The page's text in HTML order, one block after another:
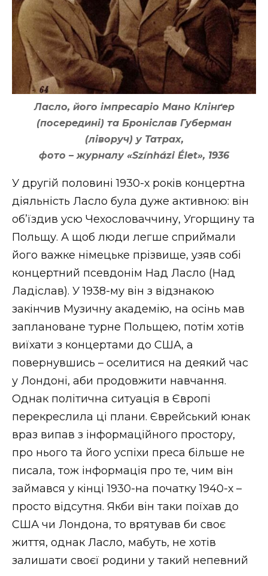
Ласло, його імпресаріо Мано Клінґер
(посередині) та Броніслав Губерман
(ліворуч) у Татрах,
фото – журналу «Színházi Élet», 1936
У другій половині 1930-х років концертна
діяльність Ласло була дуже активною: він
об’їздив усю Чехословаччину, Угорщину та
Польщу. А щоб люди легше сприймали
його важке німецьке прізвище, узяв собі
концертний псевдонім Над Ласло (Над
Ладіслав). У 1938-му він з відзнакою
закінчив Музичну академію, на осінь мав
заплановане турне Польщею, потім хотів
виїхати з концертами до США, а
повернувшись – оселитися на деякий час
у Лондоні, аби продовжити навчання.
Однак політична ситуація в Європі
перекреслила ці плани. Єврейський юнак
враз випав з інформаційного простору,
про нього та його успіхи преса більше не
писала, тож інформація про те, чим він
займався у кінці 1930-на початку 1940-х –
просто відсутня. Якби він таки поїхав до
США чи Лондона, то врятував би своє
життя, однак Ласло, мабуть, не хотів
залишати своєї родини у такий непевний